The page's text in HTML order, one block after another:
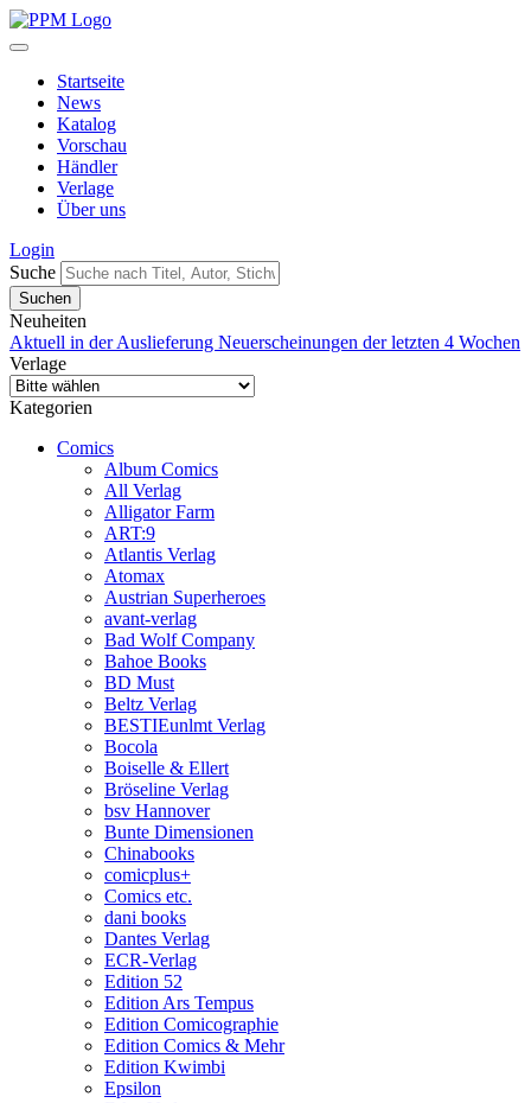
Startseite
News
Katalog
Vorschau
Händler
Verlage
Über uns
Login
Suche
Neuheiten
Aktuell in der Auslieferung Neuerscheinungen der letzten 4 Wochen
Verlage
Kategorien
Comics
Album Comics
All Verlag
Alligator Farm
ART:9
Atlantis Verlag
Atomax
Austrian Superheroes
avant-verlag
Bad Wolf Company
Bahoe Books
BD Must
Beltz Verlag
BESTIEunlmt Verlag
Bocola
Boiselle & Ellert
Bröseline Verlag
bsv Hannover
Bunte Dimensionen
Chinabooks
comicplus+
Comics etc.
dani books
Dantes Verlag
ECR-Verlag
Edition 52
Edition Ars Tempus
Edition Comicographie
Edition Comics & Mehr
Edition Kwimbi
Epsilon